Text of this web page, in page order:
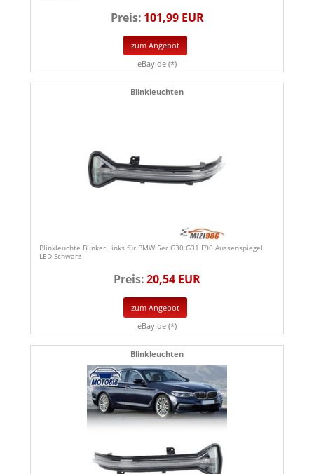
Preis: 101,99 EUR
zum Angebot
eBay.de (*)
Blinkleuchten
Blinkleuchte Blinker Links für BMW 5er G30 G31 F90 Aussenspiegel
LED Schwarz
Preis:20,54 EUR
zum Angebot
eBay.de (*)
Blinkleuchten